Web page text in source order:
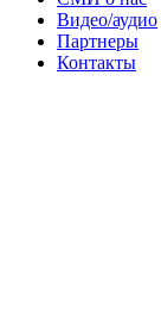
Видео/аудио
Партнеры
Контакты